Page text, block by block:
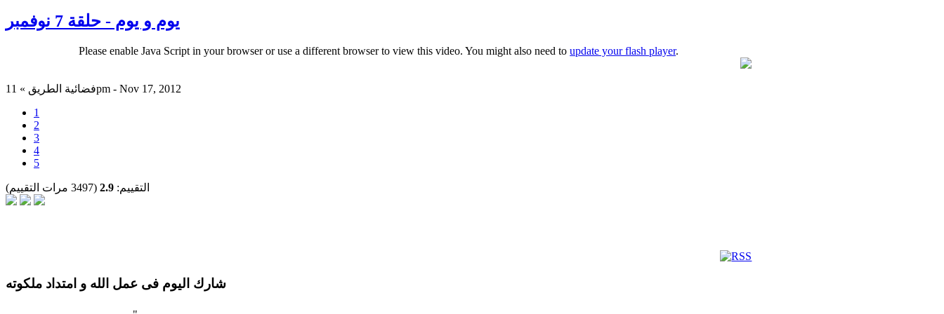
يوم و يوم - حلقة 7 نوفمبر
Please enable Java Script in your browser or use a different browser to view this video. You might also need toupdate your flash player.
فضائية الطريق » 11pm - Nov 17, 2012
1
2
3
4
5
التقييم: 2.9 (3497 مرات التقييم)
شارك اليوم فى عمل الله و امتداد ملكوته